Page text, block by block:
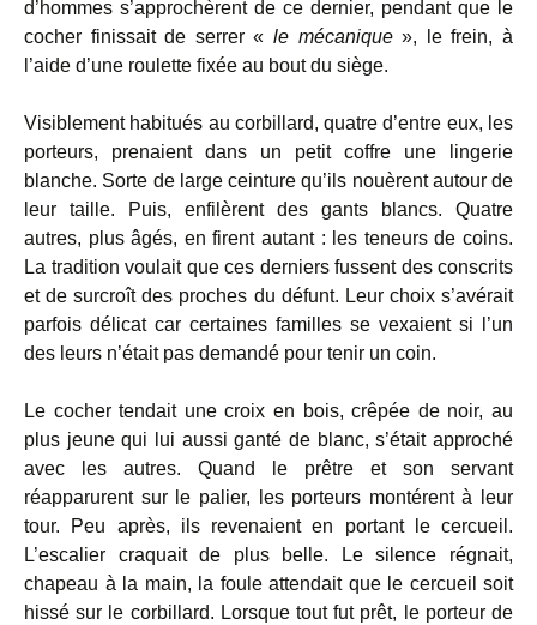
d’hommes s’approchèrent de ce dernier, pendant que le
cocher finissait de serrer « le mécanique», le frein, à
l’aide d’une roulette fixée au bout du siège.
Visiblement habitués au corbillard, quatre d’entre eux, les
porteurs, prenaient dans un petit coffre une lingerie
blanche. Sorte de large ceinture qu’ils nouèrent autour de
leur taille. Puis, enfilèrent des gants blancs. Quatre
autres, plus âgés, en firent autant : les teneurs de coins.
La tradition voulait que ces derniers fussent des conscrits
et de surcroît des proches du défunt. Leur choix s’avérait
parfois délicat car certaines familles se vexaient si l’un
des leurs n’était pas demandé pour tenir un coin.
Le cocher tendait une croix en bois, crêpée de noir, au
plus jeune qui lui aussi ganté de blanc, s’était approché
avec les autres. Quand le prêtre et son servant
réapparurent sur le palier, les porteurs montérent à leur
tour. Peu après, ils revenaient en portant le cercueil.
L’escalier craquait de plus belle. Le silence régnait,
chapeau à la main, la foule attendait que le cercueil soit
hissé sur le corbillard. Lorsque tout fut prêt, le porteur de